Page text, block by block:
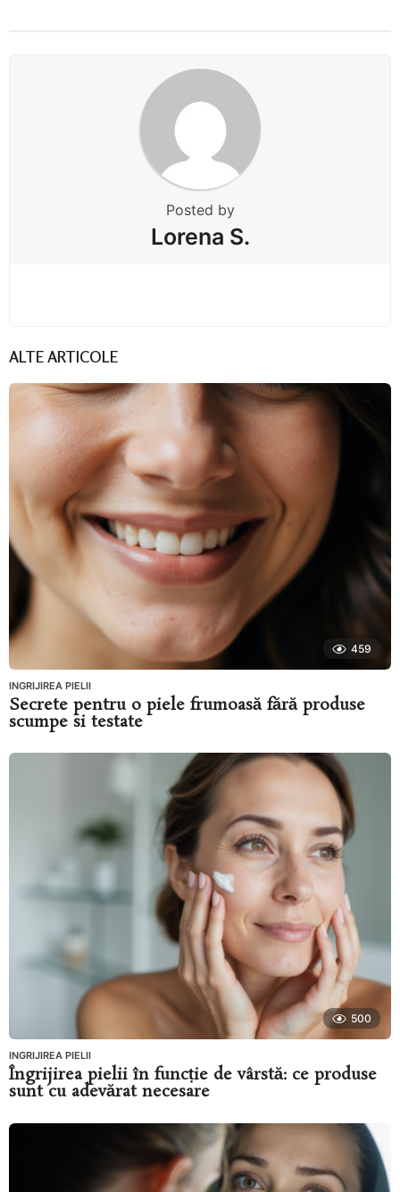
Posted by
Lorena S.
ALTE ARTICOLE
459
INGRIJIREA PIELII
Secrete pentru o piele frumoasă fără produse
scumpe si testate
500
INGRIJIREA PIELII
Îngrijirea pielii în funcție de vârstă: ce produse
sunt cu adevărat necesare